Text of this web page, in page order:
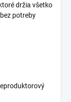
držia všetko
potreby